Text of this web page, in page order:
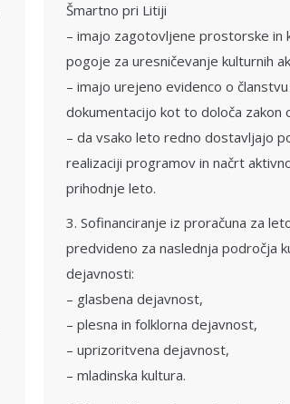
Šmartno pri Litiji
– imajo zagotovljene prostorske in
pogoje za uresničevanje kulturnih
– imajo urejeno evidenco o
dokumentacijo kot to določa zakon
– da vsako leto redno dostavljajo
realizaciji programov in načrt
prihodnje leto.
3. Sofinanciranje iz proračuna za
predvideno za naslednja področja
dejavnosti:
– glasbena dejavnost,
– plesna in folklorna dejavnost,
– uprizoritvena dejavnost,
– mladinska kultura.